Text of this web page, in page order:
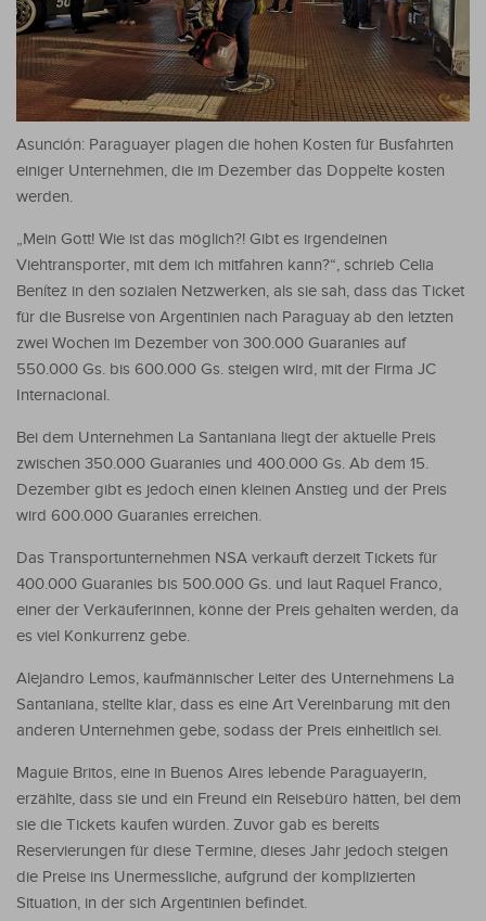
Asunción: Paraguayer plagen die hohen Kosten für Busfahrten
einiger Unternehmen, die im Dezember das Doppelte kosten
werden.
„Mein Gott! Wie ist das möglich?! Gibt es irgendeinen
Viehtransporter, mit dem ich mitfahren kann?“, schrieb Celia
Benítez in den sozialen Netzwerken, als sie sah, dass das Ticket
für die Busreise von Argentinien nach Paraguay ab den letzten
zwei Wochen im Dezember von 300.000 Guaranies auf
550.000 Gs. bis 600.000 Gs. steigen wird, mit der Firma JC
Internacional.
Bei dem Unternehmen La Santaniana liegt der aktuelle Preis
zwischen 350.000 Guaranies und 400.000 Gs. Ab dem 15.
Dezember gibt es jedoch einen kleinen Anstieg und der Preis
wird 600.000 Guaranies erreichen.
Das Transportunternehmen NSA verkauft derzeit Tickets für
400.000 Guaranies bis 500.000 Gs. und laut Raquel Franco,
einer der Verkäuferinnen, könne der Preis gehalten werden, da
es viel Konkurrenz gebe.
Alejandro Lemos, kaufmännischer Leiter des Unternehmens La
Santaniana, stellte klar, dass es eine Art Vereinbarung mit den
anderen Unternehmen gebe, sodass der Preis einheitlich sei.
Maguie Britos, eine in Buenos Aires lebende Paraguayerin,
erzählte, dass sie und ein Freund ein Reisebüro hätten, bei dem
sie die Tickets kaufen würden. Zuvor gab es bereits
Reservierungen für diese Termine, dieses Jahr jedoch steigen
die Preise ins Unermessliche, aufgrund der komplizierten
Situation, in der sich Argentinien befindet.